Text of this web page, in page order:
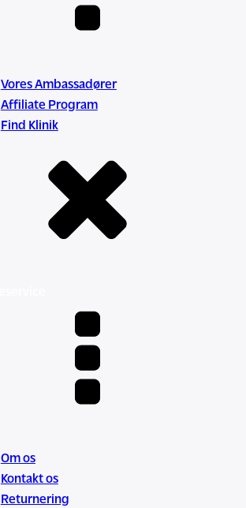
Vores Ambassadører
Affiliate Program
Find Klinik
Om os
Kontakt os
Returnering